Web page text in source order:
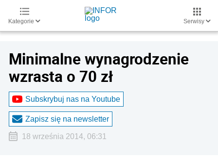
Kategorie Serwisy
Minimalne wynagrodzenie
wzrasta o 70 zł
Subskrybuj nas na Youtube
Zapisz się na newsletter
18 września 2014, 06:31